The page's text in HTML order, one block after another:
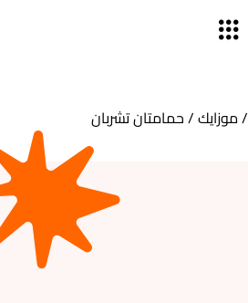
موزايك/ حمامتان تشربان